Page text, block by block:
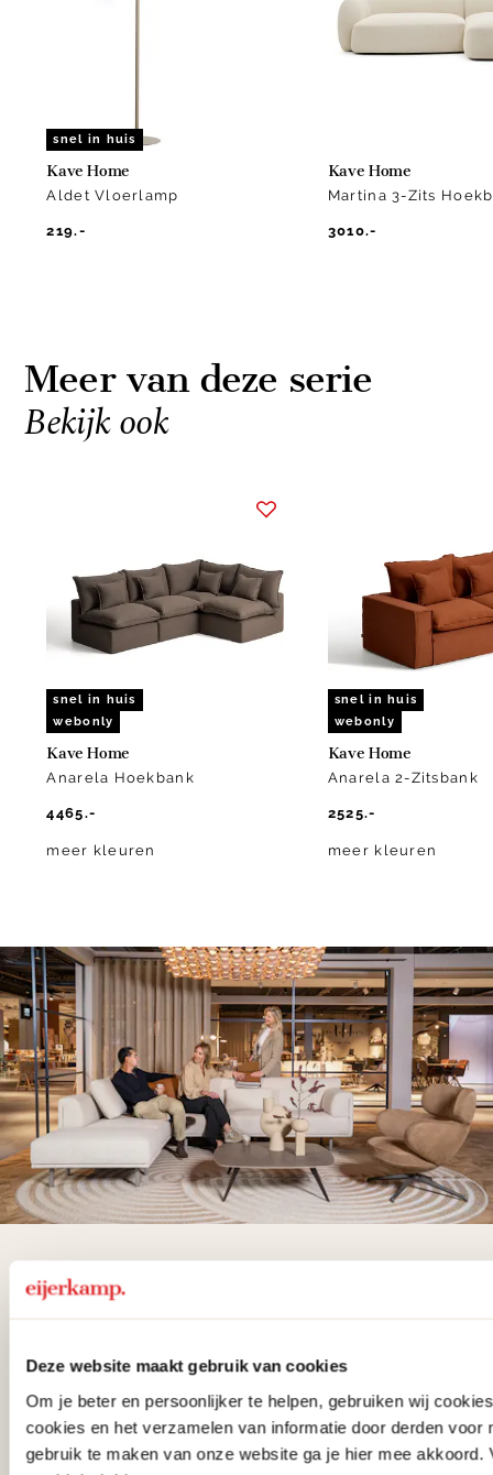
Deze website maakt gebruik van cookies
Om je beter en persoonlijker te helpen, gebruiken wij
cookies en het verzamelen van informatie door derden voor
gebruik te maken van onze website ga je hier mee akkoord.
snel in huis
Kave Home
Aldet Vloerlamp
219.-
Kave Home
Martina 3-Zits
3010.-
Meer van deze serie
Bekijk ook
snel in huis
webonly
Kave Home
Anarela Hoekbank
4465.-
meer kleuren
snel in huis
webonly
Kave Home
Anarela 2-Zitsbank
2525.-
meer kleuren
De woonwinkel
gezien op tv!
Wie kent het programma vtwonen
'Weer verliefd op je huis' niet? We
hebben met liefde de mooiste woon-,